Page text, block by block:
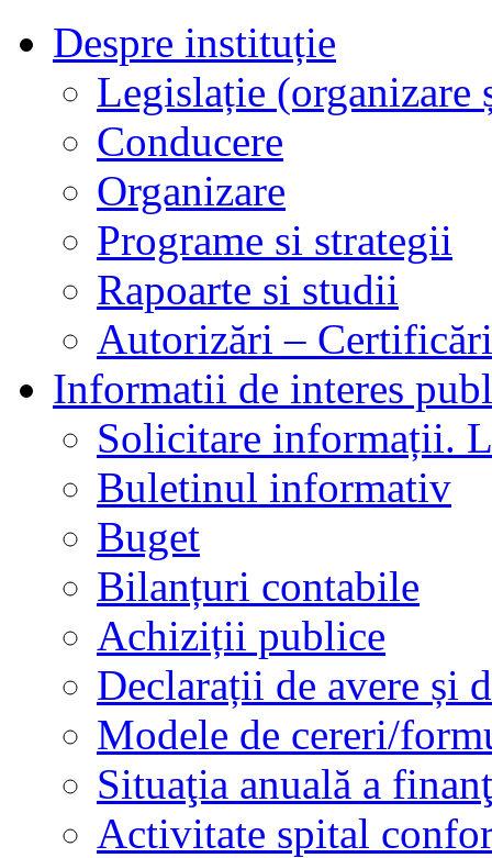
Despre instituție
Legislație
Conducere
Organizare
Programe si strategii
Rapoarte si studii
Autorizări –
Informatii de interes
Solicitare informații.
Buletinul informativ
Buget
Bilanțuri contabile
Achiziții publice
Declarații de avere și
Modele de cereri/
Situaţia anuală a
Activitate spital